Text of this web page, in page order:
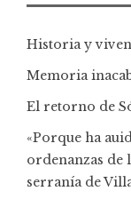
Historia y
Memoria
El retorno de
«Porque ha
ordenanzas de
serranía de